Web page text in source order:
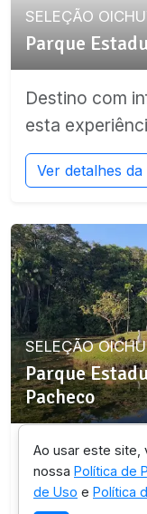
SELEÇÃO
Parque
Destino com
esta
Ver detalhes da
SELEÇÃO
Parque
Pacheco
Destino com
esta
Ao usar este site,
nossa Política de
de Uso e Política